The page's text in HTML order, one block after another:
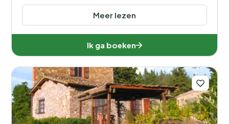
Meer lezen
Ik ga boeken